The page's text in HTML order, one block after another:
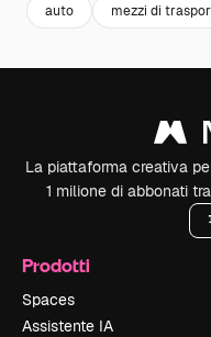
auto mezzi di
La piattaforma creativa
1 milione di abbonati
Prodotti
Spaces
Assistente IA